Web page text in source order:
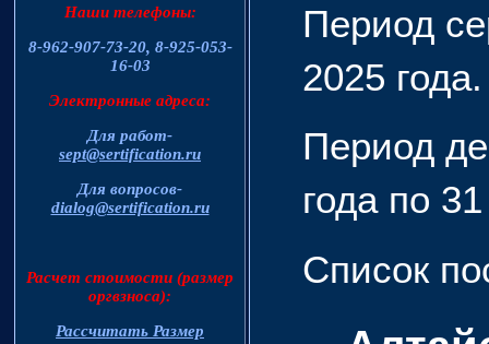
Наши телефоны:
8-962-907-73-20, 8-925-053-
16-03
Электронные адреса:
Для работ-
sept@sertification.ru
Для вопросов-
dialog@sertification.ru
Расчет стоимости (размер
оргвзноса):
Рассчитать Размер
Период
2025 года.
Период
года по
Список